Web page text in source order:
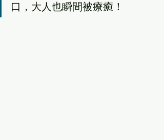
口，大人也瞬間被療癒！